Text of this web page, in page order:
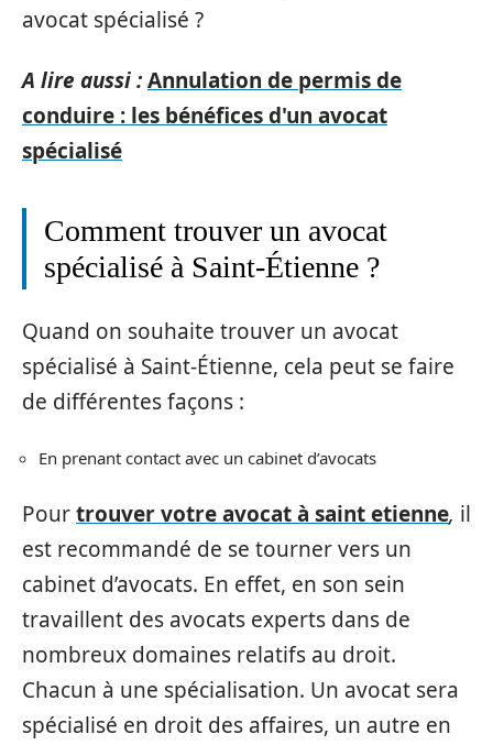
avocat spécialisé ?
A lire aussi :Annulation de permis de
conduire : les bénéfices d'un avocat
spécialisé
Comment trouver un avocat
spécialisé à Saint-Étienne ?
Quand on souhaite trouver un avocat
spécialisé à Saint-Étienne, cela peut se faire
de différentes façons :
En prenant contact avec un cabinet d’avocats
Pourtrouver votre avocat à saint etienne, il
est recommandé de se tourner vers un
cabinet d’avocats. En effet, en son sein
travaillent des avocats experts dans de
nombreux domaines relatifs au droit.
Chacun à une spécialisation. Un avocat sera
spécialisé en droit des affaires, un autre en